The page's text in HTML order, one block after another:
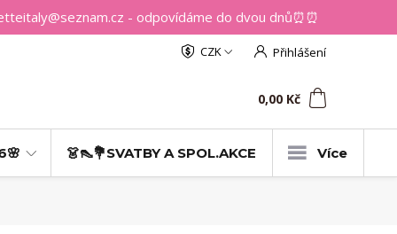
- odpovídáme do dvou dnů⏰⏰
CZK Přihlášení
0,00 Kč
👗👠💐SVATBY A SPOL.AKCE Více